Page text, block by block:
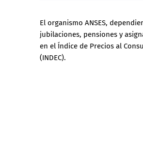
El organismo ANSES,
jubilaciones, pensiones y
en el Índice de Precios al
(INDEC).